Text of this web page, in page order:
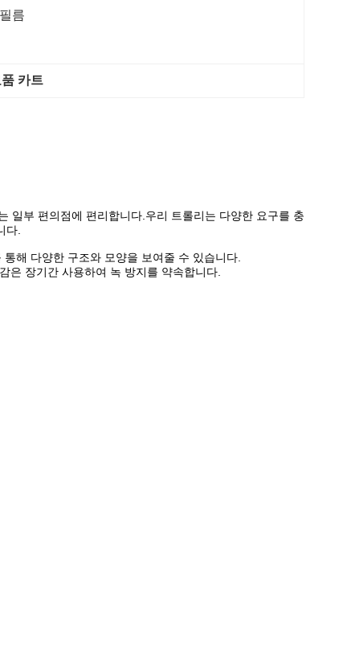
름
카트
일부 편의점에 편리합니다.우리 트롤리는 다양한 요구를 충
다.
해 다양한 구조와 모양을 보여줄 수 있습니다.
은 장기간 사용하여 녹 방지를 약속합니다.